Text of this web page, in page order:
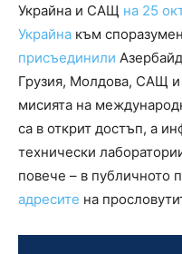
Украйна и САЩ на 25
Украйна към
присъединили
Грузия, Молдова, САЩ и
мисията на
са в открит достъп, а
технически
повече – в публичното
адресите на